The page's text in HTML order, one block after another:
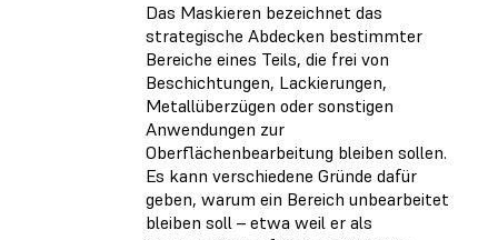
Das Maskieren bezeichnet das
strategische Abdecken bestimmter
Bereiche eines Teils, die frei von
Beschichtungen, Lackierungen,
Metallüberzügen oder sonstigen
Anwendungen zur
Oberflächenbearbeitung bleiben sollen.
Es kann verschiedene Gründe dafür
geben, warum ein Bereich unbearbeitet
bleiben soll – etwa weil er als